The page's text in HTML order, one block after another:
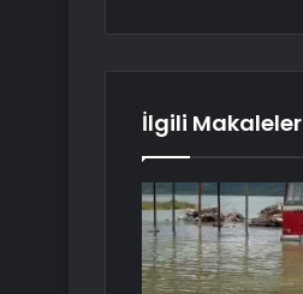
İlgili Makaleler